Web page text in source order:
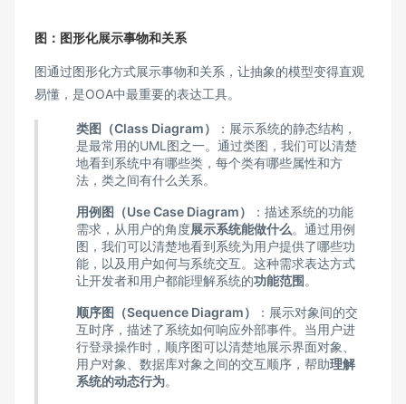
图：图形化展示事物和关系
图通过图形化方式展示事物和关系，让抽象的模型变得直观
易懂，是OOA中最重要的表达工具。
类图（Class Diagram）
：展示系统的静态结构，
是最常用的UML图之一。通过类图，我们可以清楚
地看到系统中有哪些类，每个类有哪些属性和方
法，类之间有什么关系。
用例图（Use Case Diagram）
：描述系统的功能
需求，从用户的角度展示系统能做什么。通过用例
图，我们可以清楚地看到系统为用户提供了哪些功
能，以及用户如何与系统交互。这种需求表达方式
让开发者和用户都能理解系统的功能范围。
顺序图（Sequence Diagram）
：展示对象间的交
互时序，描述了系统如何响应外部事件。当用户进
行登录操作时，顺序图可以清楚地展示界面对象、
用户对象、数据库对象之间的交互顺序，帮助理解
系统的动态行为。